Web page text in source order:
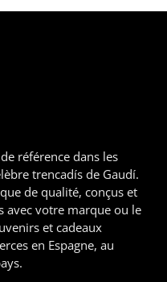
référence dans les
trencadís de Gaudí.
de qualité, conçus et
avec votre marque ou le
et cadeaux
en Espagne, au